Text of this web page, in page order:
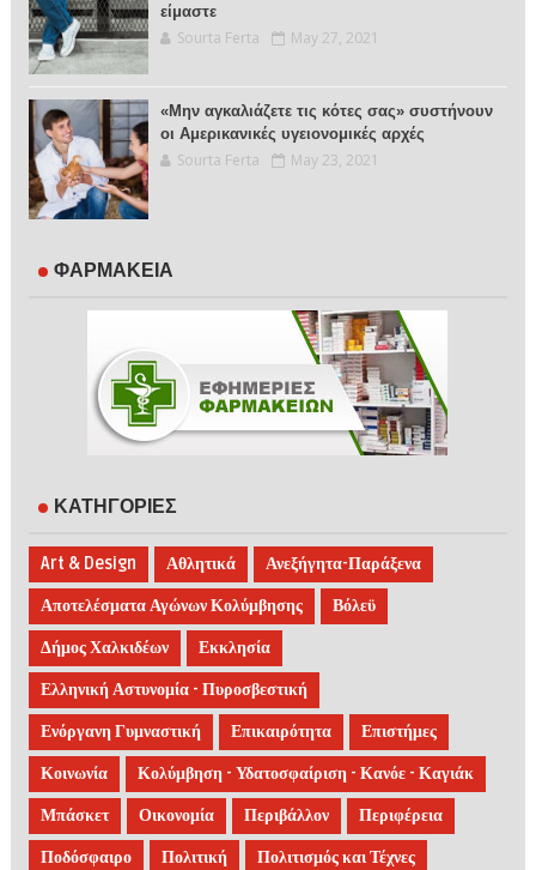
είμαστε
Sourta Ferta May 27, 2021
«Μην αγκαλιάζετε τις κότες σας» συστήνουν
οι Αμερικανικές υγειονομικές αρχές
Sourta Ferta May 23, 2021
ΦΑΡΜΑΚΕΙΑ
ΚΑΤΗΓΟΡΙΕΣ
Art & Design Αθλητικά Ανεξήγητα-Παράξενα
Αποτελέσματα Αγώνων Κολύμβησης Βόλεϋ
Δήμος Χαλκιδέων Εκκλησία
Ελληνική Αστυνομία - Πυροσβεστική
Ενόργανη Γυμναστική Επικαιρότητα Επιστήμες
Κοινωνία Κολύμβηση - Υδατοσφαίριση - Κανόε - Καγιάκ
Μπάσκετ Οικονομία Περιβάλλον Περιφέρεια
Ποδόσφαιρο Πολιτική Πολιτισμός και Τέχνες